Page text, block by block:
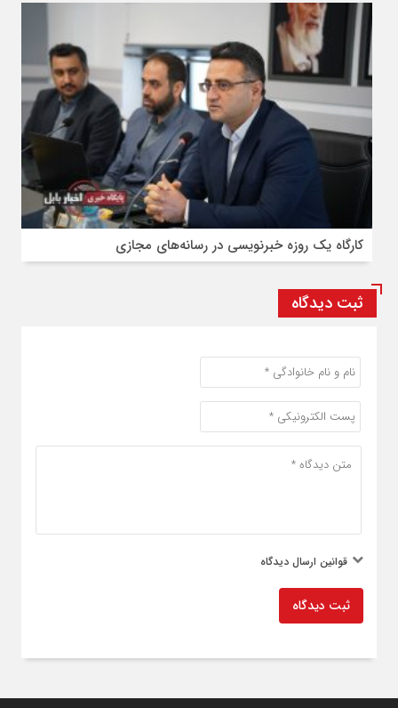
کارگاه یک روزه خبرنویسی در رسانه‌های مجازی
ثبت دیدگاه
قوانین ارسال دیدگاه
ثبت دیدگاه